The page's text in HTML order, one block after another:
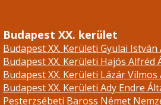
Budapest XX. kerület
Budapest XX. Kerületi Gyulai
Budapest XX. Kerületi Hajós Alfréd
Budapest XX. Kerületi Lázár
Budapest XX. Kerületi Ady Endre
Pesterzsébeti Baross Német